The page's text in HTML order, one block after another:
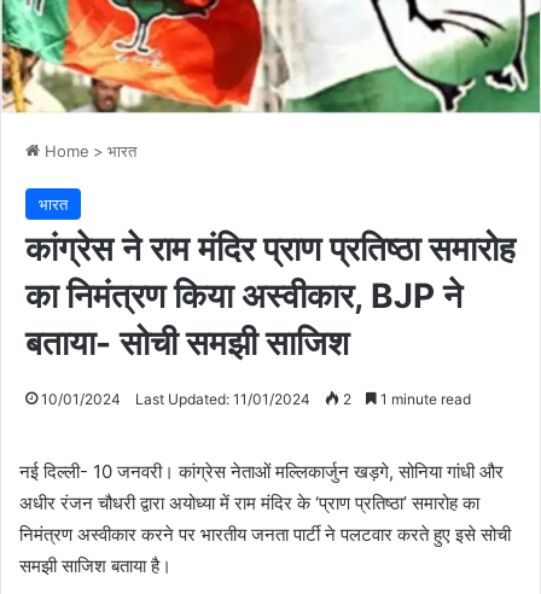
Home > भारत
भारत
कांग्रेस ने राम मंदिर प्राण प्रतिष्ठा समारोह
का निमंत्रण किया अस्वीकार, BJP ने
बताया- सोची समझी साजिश
10/01/2024 Last Updated: 11/01/2024 2 1 minute read
नई दिल्ली- 10 जनवरी। कांग्रेस नेताओं मल्लिकार्जुन खड़गे, सोनिया गांधी और
अधीर रंजन चौधरी द्वारा अयोध्या में राम मंदिर के ‘प्राण प्रतिष्ठा’ समारोह का
निमंत्रण अस्वीकार करने पर भारतीय जनता पार्टी ने पलटवार करते हुए इसे सोची
समझी साजिश बताया है।